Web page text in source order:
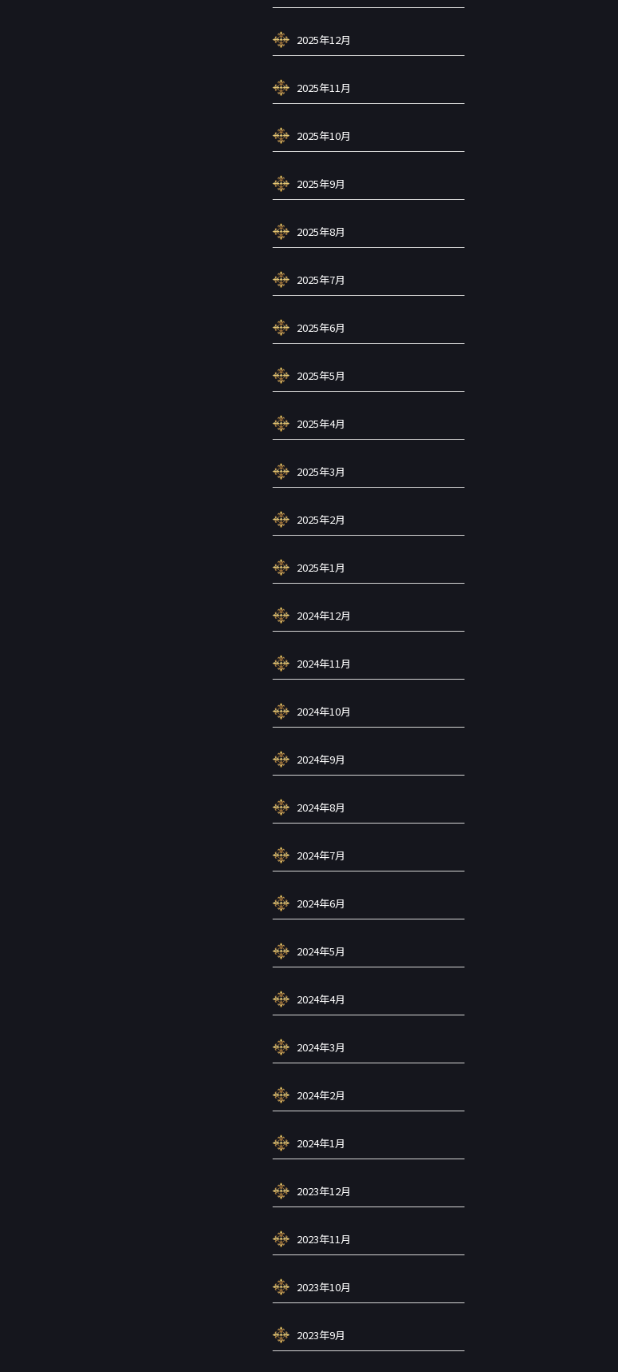
2025年12月
2025年11月
2025年10月
2025年9月
2025年8月
2025年7月
2025年6月
2025年5月
2025年4月
2025年3月
2025年2月
2025年1月
2024年12月
2024年11月
2024年10月
2024年9月
2024年8月
2024年7月
2024年6月
2024年5月
2024年4月
2024年3月
2024年2月
2024年1月
2023年12月
2023年11月
2023年10月
2023年9月